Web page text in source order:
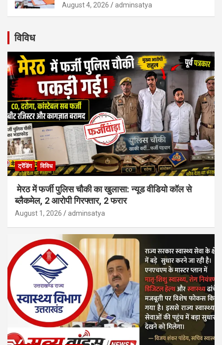
August 4, 2026 adminsatya
विविध
ट्रेंडिंग विविध
मेरठ में फर्जी पुलिस चौकी का खुलासा: न्यूड वीडियो कॉल से
ब्लैकमेल, 2 आरोपी गिरफ्तार, 2 फरार
August 1, 2026 adminsatya